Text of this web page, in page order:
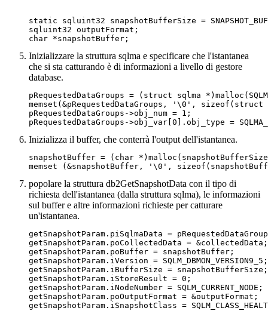
static sqluint32 snapshotBufferSize =
sqluint32 outputFormat;
Inizializzare la struttura sqlma e specificare che l'istantanea
che si sta catturando è di informazioni a livello di gestore
database.
pRequestedDataGroups = (struct sqlma
memset(&pRequestedDataGroups, '\0', sizeof(struct
pRequestedDataGroups->obj_num = 1;
Inizializza il buffer, che conterrà l'output dell'istantanea.
snapshotBuffer = (char
popolare la struttura db2GetSnapshotData con il tipo di
richiesta dell'istantanea (dalla struttura sqlma), le informazioni
sul buffer e altre informazioni richieste per catturare
un'istantanea.
getSnapshotParam.piSqlmaData =
getSnapshotParam.poCollectedData = &collectedData;
getSnapshotParam.poBuffer = snapshotBuffer;
getSnapshotParam.iVersion = SQLM_DBMON_VERSION9_5;
getSnapshotParam.iBufferSize = snapshotBufferSize;
getSnapshotParam.iStoreResult = 0;
getSnapshotParam.iNodeNumber = SQLM_CURRENT_NODE;
getSnapshotParam.poOutputFormat = &outputFormat;